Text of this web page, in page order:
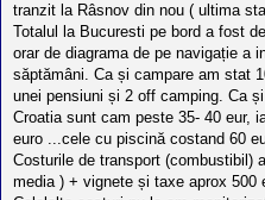
tranzit la Râsnov din nou ( ultima
Totalul la Bucuresti pe bord a fost
orar de diagrama de pe navigație a
săptămâni. Ca și campare am stat
unei pensiuni și 2 off camping. Ca
Croatia sunt cam peste 35- 40 eur,
euro ...cele cu piscină costand 60
Costurile de transport (combustibil)
media ) + vignete și taxe aprox 500